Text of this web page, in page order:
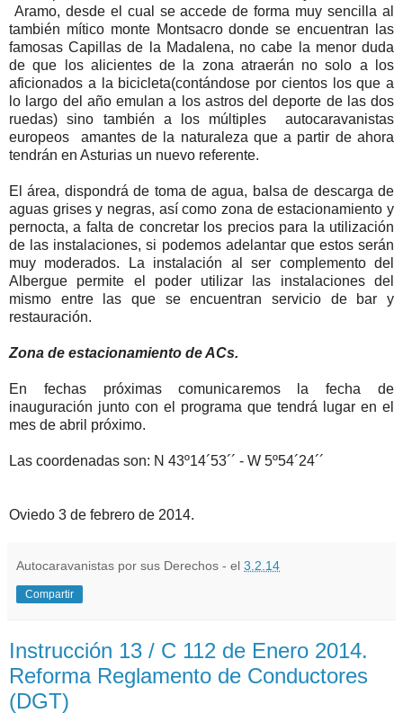
Aramo, desde el cual se accede de forma muy sencilla al
también mítico monte Montsacro donde se encuentran las
famosas Capillas de la Madalena, no cabe la menor duda
de que los alicientes de la zona atraerán no solo a los
aficionados a la bicicleta(contándose por cientos los que a
lo largo del año emulan a los astros del deporte de las dos
ruedas) sino también a los múltiples autocaravanistas
europeos amantes de la naturaleza que a partir de ahora
tendrán en Asturias un nuevo referente.
El área, dispondrá de toma de agua, balsa de descarga de
aguas grises y negras, así como zona de estacionamiento y
pernocta, a falta de concretar los precios para la utilización
de las instalaciones, si podemos adelantar que estos serán
muy moderados. La instalación al ser complemento del
Albergue permite el poder utilizar las instalaciones del
mismo entre las que se encuentran servicio de bar y
restauración.
Zona de estacionamiento de ACs.
En fechas próximas comunicaremos la fecha de
inauguración junto con el programa que tendrá lugar en el
mes de abril próximo.
Las coordenadas son: N 43º14´53´´ - W 5º54´24´´
Oviedo 3 de febrero de 2014.
Autocaravanistas por sus Derechos - el 3.2.14
Compartir
Instrucción 13 / C 112 de Enero 2014.
Reforma Reglamento de Conductores
(DGT)